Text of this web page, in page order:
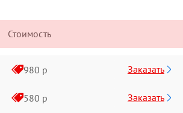
Стоимость
980 р Заказать
580 р Заказать